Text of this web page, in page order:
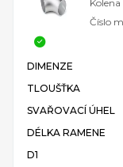
Kolena
Číslo
DIMENZE
TLOUŠŤKA
SVAŘOVACÍ ÚHEL
DÉLKA RAMENE
D1